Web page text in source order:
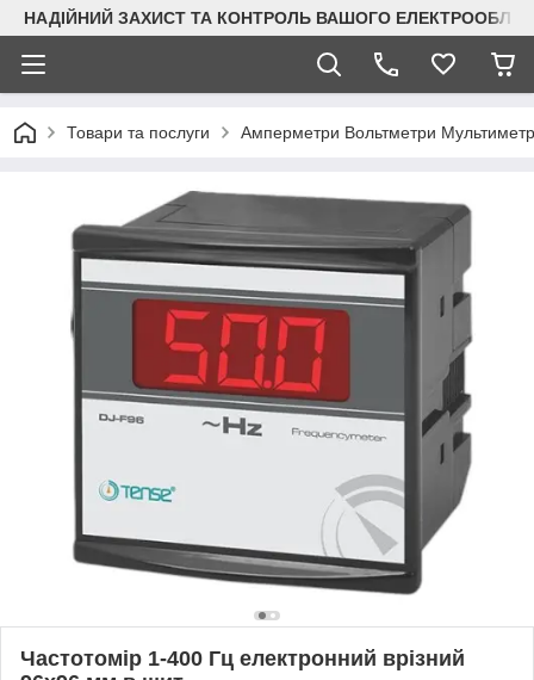
НАДІЙНИЙ ЗАХИСТ ТА КОНТРОЛЬ ВАШОГО
Товари та послуги Амперметри Вольтметри
Частотомір 1-400 Гц електронний врізний